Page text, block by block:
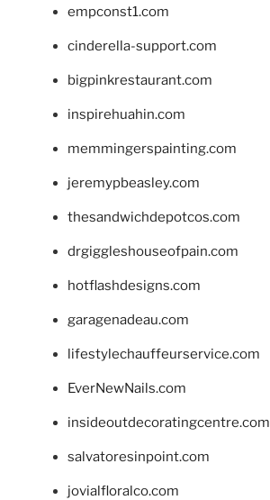
empconst1.com
cinderella-support.com
bigpinkrestaurant.com
inspirehuahin.com
memmingerspainting.com
jeremypbeasley.com
thesandwichdepotcos.com
drgiggleshouseofpain.com
hotflashdesigns.com
garagenadeau.com
lifestylechauffeurservice.com
EverNewNails.com
insideoutdecoratingcentre.com
salvatoresinpoint.com
jovialfloralco.com